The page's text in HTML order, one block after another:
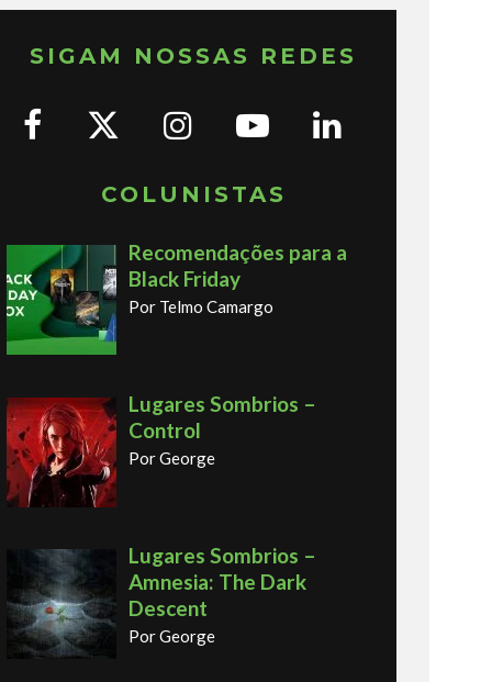
SIGAM NOSSAS REDES
COLUNISTAS
Recomendações para a
Black Friday
Por Telmo Camargo
Lugares Sombrios –
Control
Por George
Lugares Sombrios –
Amnesia: The Dark
Descent
Por George